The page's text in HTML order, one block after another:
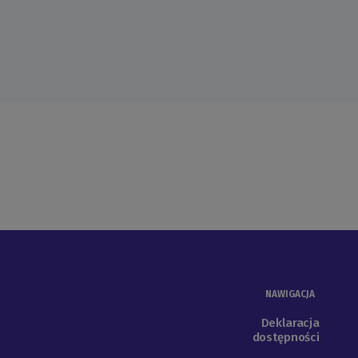
NAWIGACJA
Deklaracja
dostępności